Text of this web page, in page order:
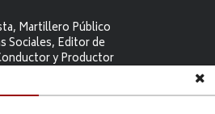
Martillero Público
Sociales, Editor de
y Productor
que se difunde